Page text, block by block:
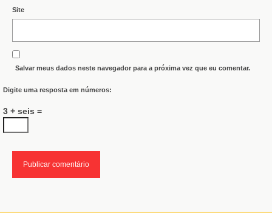
Site
Salvar meus dados neste navegador para a próxima vez que eu comentar.
Digite uma resposta em números:
3 + seis =